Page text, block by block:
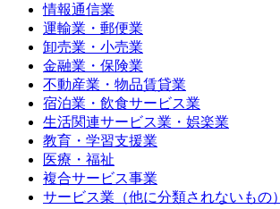
情報通信業
運輸業・郵便業
卸売業・小売業
金融業・保険業
不動産業・物品賃貸業
宿泊業・飲食サービス業
生活関連サービス業・娯楽業
教育・学習支援業
医療・福祉
複合サービス事業
サービス業（他に分類されないもの）